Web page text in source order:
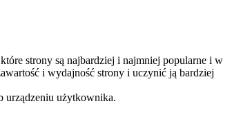
strony są najbardziej i najmniej popularne i w
i wydajność strony i uczynić ją bardziej
urządzeniu użytkownika.